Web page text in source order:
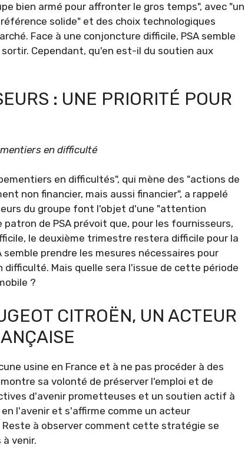
bien armé pour affronter le gros temps", avec "un
solide" et des choix technologiques
Face à une conjoncture difficile, PSA semble
Cependant, qu'en est-il du soutien aux
: UNE PRIORITÉ POUR
en difficulté
en difficultés", qui mène des "actions de
non financier, mais aussi financier", a rappelé
du groupe font l'objet d'une "attention
de PSA prévoit que, pour les fournisseurs,
le deuxième trimestre restera difficile pour la
prendre les mesures nécessaires pour
Mais quelle sera l'issue de cette période
?
CITROËN, UN ACTEUR
usine en France et à ne pas procéder à des
sa volonté de préserver l'emploi et de
d'avenir prometteuses et un soutien actif à
l'avenir et s'affirme comme un acteur
à observer comment cette stratégie se
venir.